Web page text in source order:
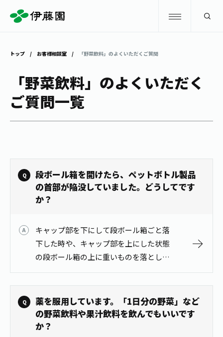
商品情報トップ
お〜いお茶
健康ミネラルむぎ茶
TULLY'S COFFEE
1日分の野菜
ブランドから探す
カテゴリーから探す
キーワードから探す
キャンペーン
お茶を知る・楽しむ
お茶を楽しむ
動画ギャラリー
レシピ集
お茶百科
お茶百科キッズ
体験・イベント
体験・イベント
工場見学
食育・文化
食育・イベント
店舗・通販
店舗・通販
伊藤園の店舗トップ
茶寮伊藤園
店舗検索
お客様相談室
企業情報 GLOBAL
トップ お客様相談室 「野菜飲料」のよくいただくご質問
「野菜飲料」のよくいただく
ご質問一覧
段ボール箱を開けたら、ペットボトル製品
の首部が陥没していました。どうしてです
か？
キャップ部を下にして段ボール箱ごと落
下した時や、キャップ部を上にした状態
の段ボール箱の上に重いものを落とした
時など、段ボールで吸収できなかった衝
撃がペットボトル首部に伝わり、陥没す
ることがあります。 陥没例
薬を服用しています。「1日分の野菜」など
の野菜飲料や果汁飲料を飲んでもいいです
か？